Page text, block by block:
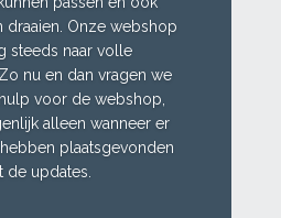
draaien. Onze webshop
steeds naar volle
nu en dan vragen we
voor de webshop,
alleen wanneer er
plaatsgevonden
de updates.